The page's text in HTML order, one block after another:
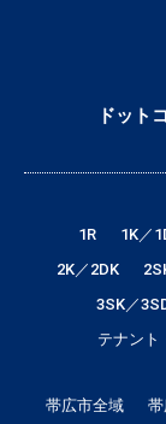
ドット
1R
1K／
2K／2DK
3SK／
テナント
帯広市全域